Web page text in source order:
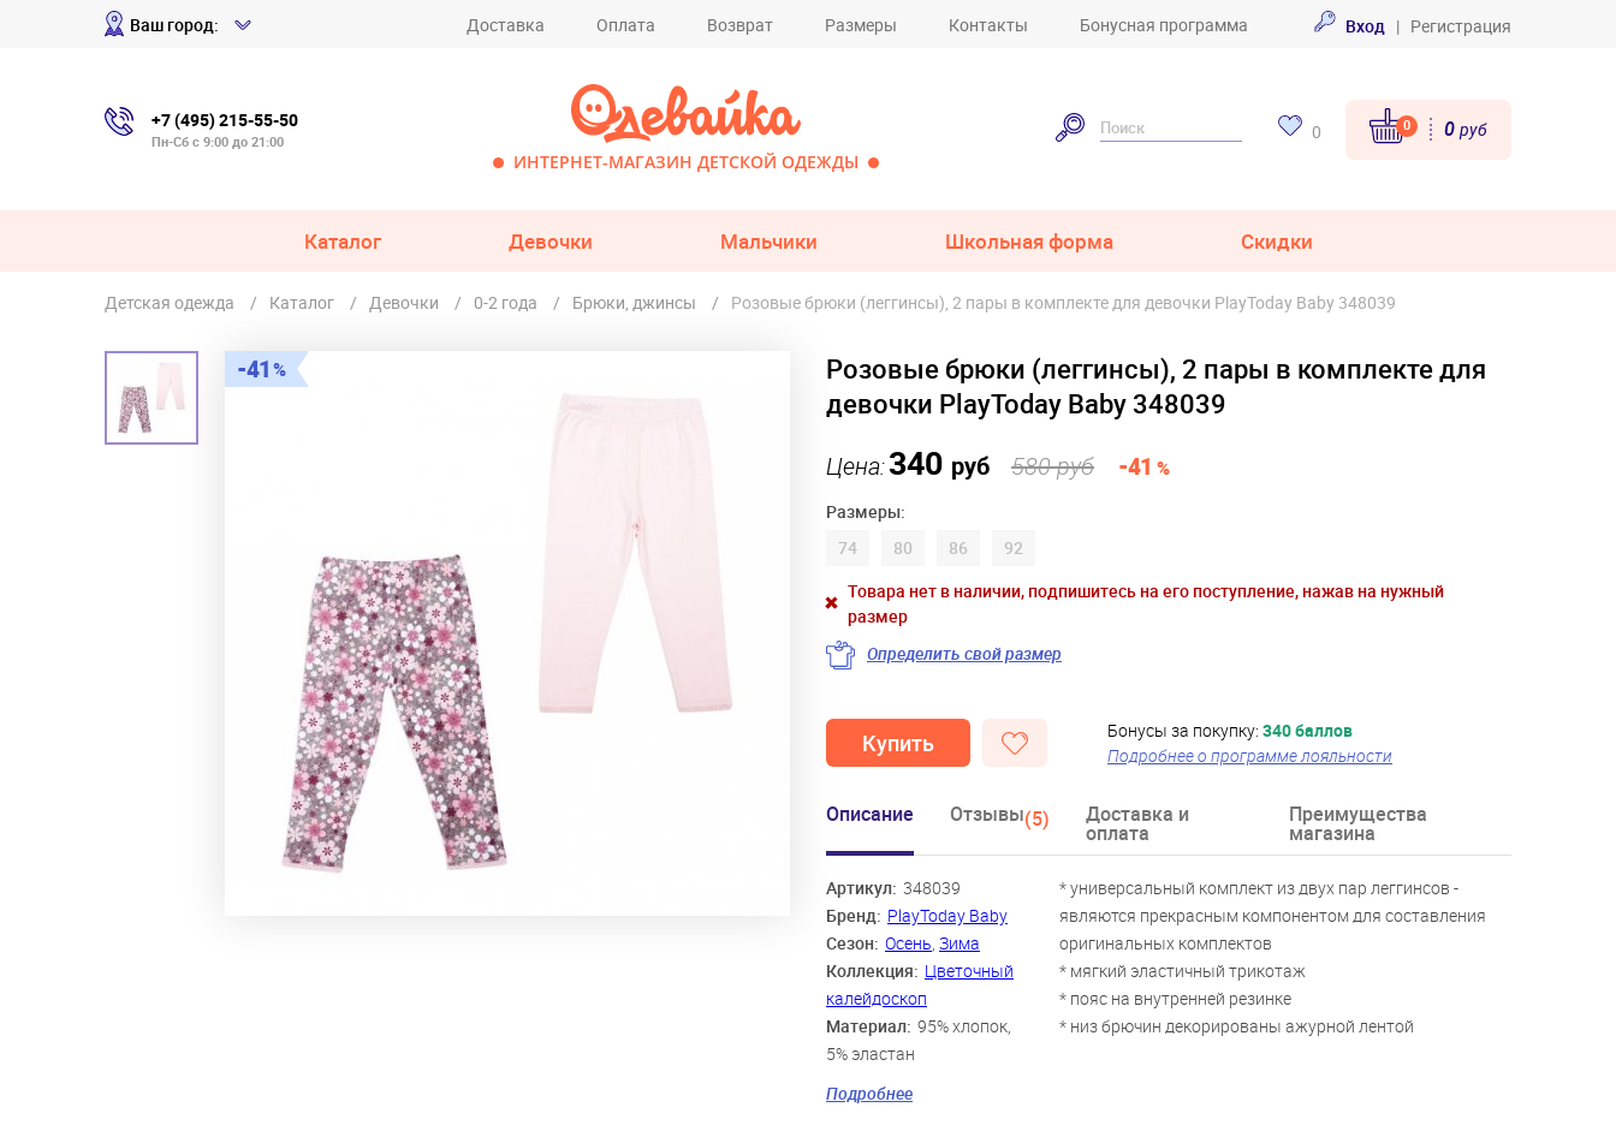
Ваш город: Доставка Оплата Возврат Размеры Контакты Бонусная программа Вход | Регистрация
+7 (495) 215-55-50
Пн-Сб с 9:00 до 21:00
ИНТЕРНЕТ-МАГАЗИН ДЕТСКОЙ ОДЕЖДЫ
0 0 0 руб
Каталог Девочки Мальчики Школьная форма Скидки
Детская одежда Каталог Девочки 0-2 года Брюки, джинсы Розовые брюки (леггинсы), 2 пары в комплекте для девочки PlayToday Baby 348039
41
Розовые брюки (леггинсы), 2 пары в комплекте для
девочки PlayToday Baby 348039
Цена:340 руб 580 руб -41 %
Размеры:
74
80 86
92
Товара нет в наличии, подпишитесь на его поступление, нажав на нужный
размер
Определить свой размер
Бонусы за покупку: 340 баллов
Подробнее о программе лояльности
Купить
Описание Отзывы(5) Доставка и
оплата
Преимущества
магазина
Артикул: 348039
Бренд: PlayToday Baby
Сезон: Осень, Зима
Коллекция: Цветочный
калейдоскоп
Материал: 95% хлопок,
5% эластан
серый, белый,
розовый, малиновый
Подробнее
* универсальный комплект из двух пар леггинсов -
являются прекрасным компонентом для составления
оригинальных комплектов
* мягкий эластичный трикотаж
* пояс на внутренней резинке
* низ брючин декорированы ажурной лентой